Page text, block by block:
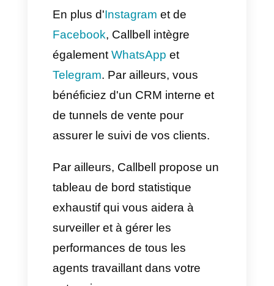
d'analyse de la conversation et
le modèle d'IA que vous
utiliserez.
Voilà, il est l'heure de tester
notre chatbot doté d'intelligence